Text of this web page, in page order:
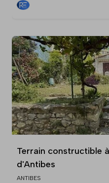
Terrain constructible
d'Antibes
ANTIBES